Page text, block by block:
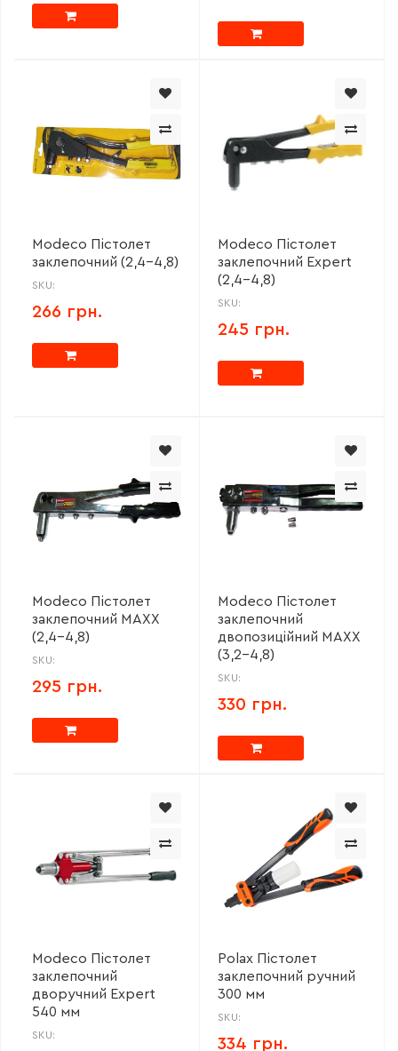
Modeco Пістолет
заклепочний (2,4-4,8)
SKU:
266 грн.
Modeco Пістолет
заклепочний Expert
(2,4-4,8)
SKU:
245 грн.
Modeco Пістолет
заклепочний MAXX
(2,4-4,8)
SKU:
295 грн.
Modeco Пістолет
заклепочний
двопозиційний MAXX
(3,2-4,8)
SKU:
330 грн.
Modeco Пістолет
заклепочний
дворучний Expert
540 мм
SKU:
Polax Пістолет
заклепочний ручний
300 мм
SKU:
334 грн.